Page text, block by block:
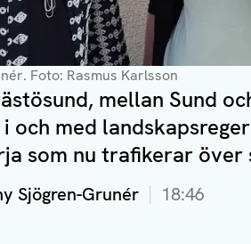
. Foto: Rasmus Karlsson
mellan Sund
och med
som nu trafikerar över
Sjögren-Grunér 18:46